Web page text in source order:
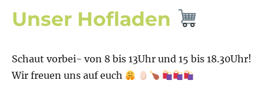
Unser Hofladen
Schaut vorbei- von 8 bis 13Uhr und 15 bis 18.30Uhr!
Wir freuen uns auf euch